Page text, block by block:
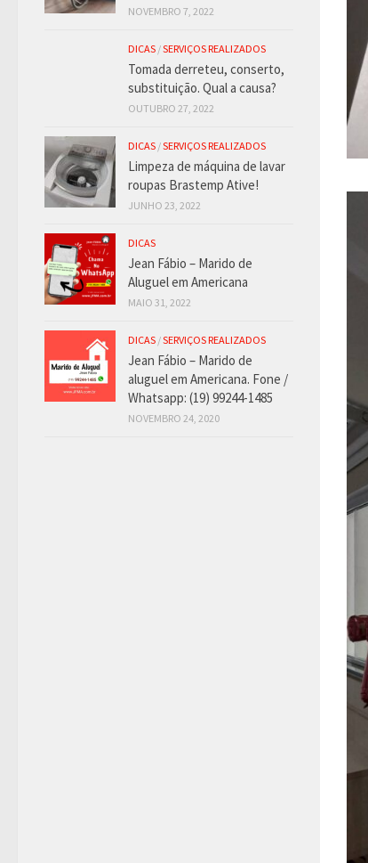
NOVEMBRO 7, 2022
DICAS /SERVIÇOS REALIZADOS
Tomada derreteu, conserto,
substituição. Qual a causa?
OUTUBRO 27, 2022
DICAS /SERVIÇOS REALIZADOS
Limpeza de máquina de lavar
roupas Brastemp Ative!
JUNHO 23, 2022
DICAS
Jean Fábio – Marido de
Aluguel em Americana
MAIO 31, 2022
DICAS /SERVIÇOS REALIZADOS
Jean Fábio – Marido de
aluguel em Americana. Fone /
Whatsapp: (19) 99244-1485
NOVEMBRO 24, 2020